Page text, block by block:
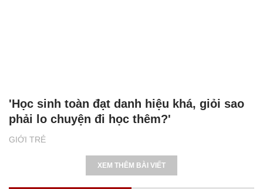
GIỚI TRẺ
'Học sinh toàn đạt danh hiệu khá, giỏi sao
phải lo chuyện đi học thêm?'
XEM THÊM BÀI VIẾT